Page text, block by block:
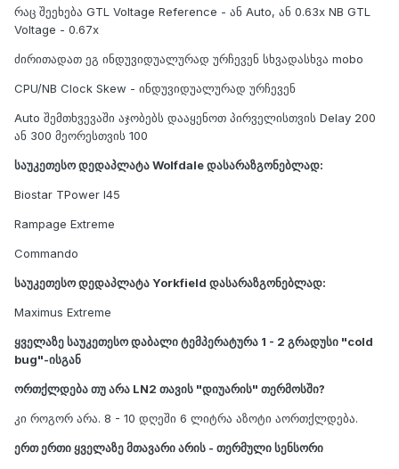
რაც შეეხება GTL Voltage Reference - ან Auto, ან 0.63x NB GTL
Voltage - 0.67x
ძირითადათ ეგ ინდუვიდუალურად ურჩევენ სხვადასხვა mobo
CPU/NB Clock Skew - ინდუვიდუალურად ურჩევენ
Auto შემთხვევაში აჯობებს დააყენოთ პირველისთვის Delay 200
ან 300 მეორესთვის 100
საუკეთესო დედაპლატა Wolfdale დასარაზგონებლად:
Biostar TPower I45
Rampage Extreme
Commando
საუკეთესო დედაპლატა Yorkfield დასარაზგონებლად:
Maximus Extreme
ყველაზე საუკეთესო დაბალი ტემპერატურა 1 - 2 გრადუსი "cold
bug"-ისგან
ორთქლდება თუ არა LN2 თავის "დიუარის" თერმოსში?
კი როგორ არა. 8 - 10 დღეში 6 ლიტრა აზოტი აორთქლდება.
ერთ ერთი ყველაზე მთავარი არის - თერმული სენსორი